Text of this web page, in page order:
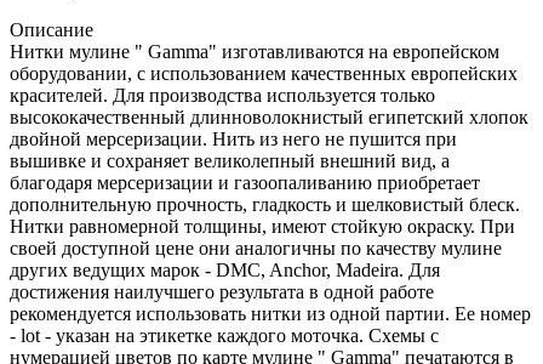
Описание
Нитки мулине " Gamma" изготавливаются на европейском
оборудовании, с использованием качественных европейских
красителей. Для производства используется только
высококачественный длинноволокнистый египетский хлопок
двойной мерсеризации. Нить из него не пушится при
вышивке и сохраняет великолепный внешний вид, а
благодаря мерсеризации и газоопаливанию приобретает
дополнительную прочность, гладкость и шелковистый блеск.
Нитки равномерной толщины, имеют стойкую окраску. При
своей доступной цене они аналогичны по качеству мулине
других ведущих марок - DMC, Anchor, Madeira. Для
достижения наилучшего результата в одной работе
рекомендуется использовать нитки из одной партии. Ее номер
- lot - указан на этикетке каждого моточка. Схемы с
нумерацией цветов по карте мулине " Gamma" печатаются в